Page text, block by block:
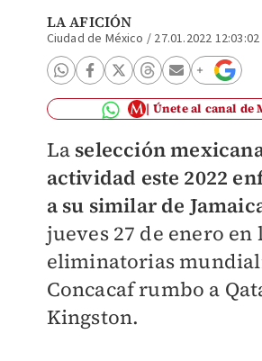
LA AFICIÓN
Ciudad de México / 27.01.2022 12:03:02
Únete al canal de
La selección
actividad este 2022
a su similar de
jueves 27 de enero en
eliminatorias
Concacaf rumbo a
Kingston.